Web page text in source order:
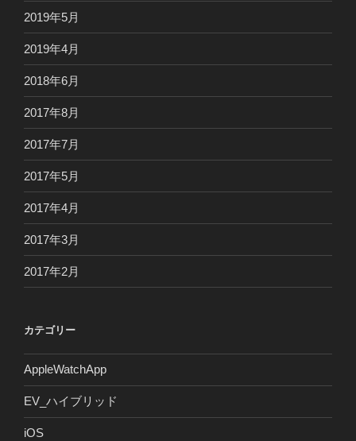
2019年5月
2019年4月
2018年6月
2017年8月
2017年7月
2017年5月
2017年4月
2017年3月
2017年2月
カテゴリー
AppleWatchApp
EV_ハイブリッド
iOS